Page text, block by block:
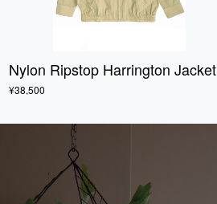
Nylon Ripstop Harrington Jacket
¥38,500